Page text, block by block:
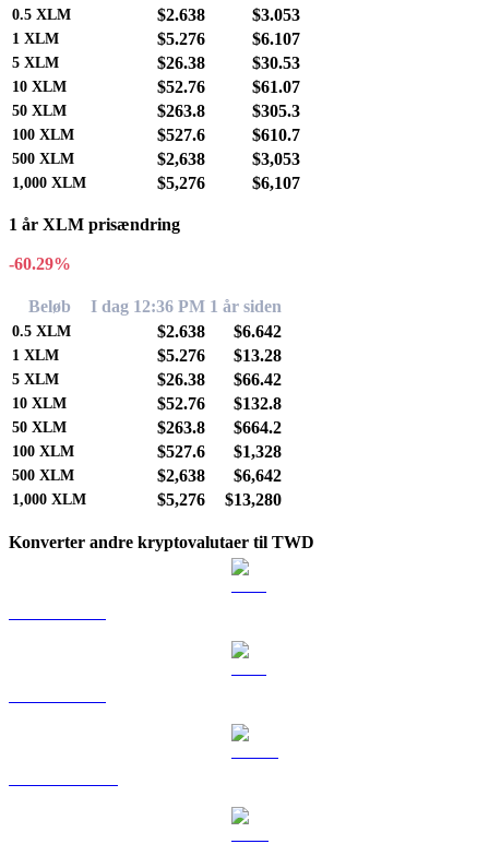
0.5 XLM $2.638 $3.053
1 XLM $5.276 $6.107
5 XLM $26.38 $30.53
10 XLM $52.76 $61.07
50 XLM $263.8 $305.3
100 XLM $527.6 $610.7
500 XLM $2,638 $3,053
1,000 XLM $5,276 $6,107
1 år XLM prisændring
-60.29%
Beløb I dag 12:36 PM 1 år siden
0.5 XLM $2.638 $6.642
1 XLM $5.276 $13.28
5 XLM $26.38 $66.42
10 XLM $52.76 $132.8
50 XLM $263.8 $664.2
100 XLM $527.6 $1,328
500 XLM $2,638 $6,642
1,000 XLM $5,276 $13,280
Konverter andre kryptovalutaer til TWD